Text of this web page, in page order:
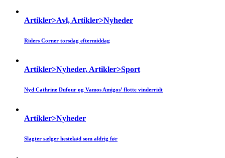
Artikler>Avl, Artikler>Nyheder
Riders Corner torsdag eftermiddag
Artikler>Nyheder, Artikler>Sport
Nyd Cathrine Dufour og Vamos Amigos’ flotte vinderridt
Artikler>Nyheder
Slagter sælger hestekød som aldrig før